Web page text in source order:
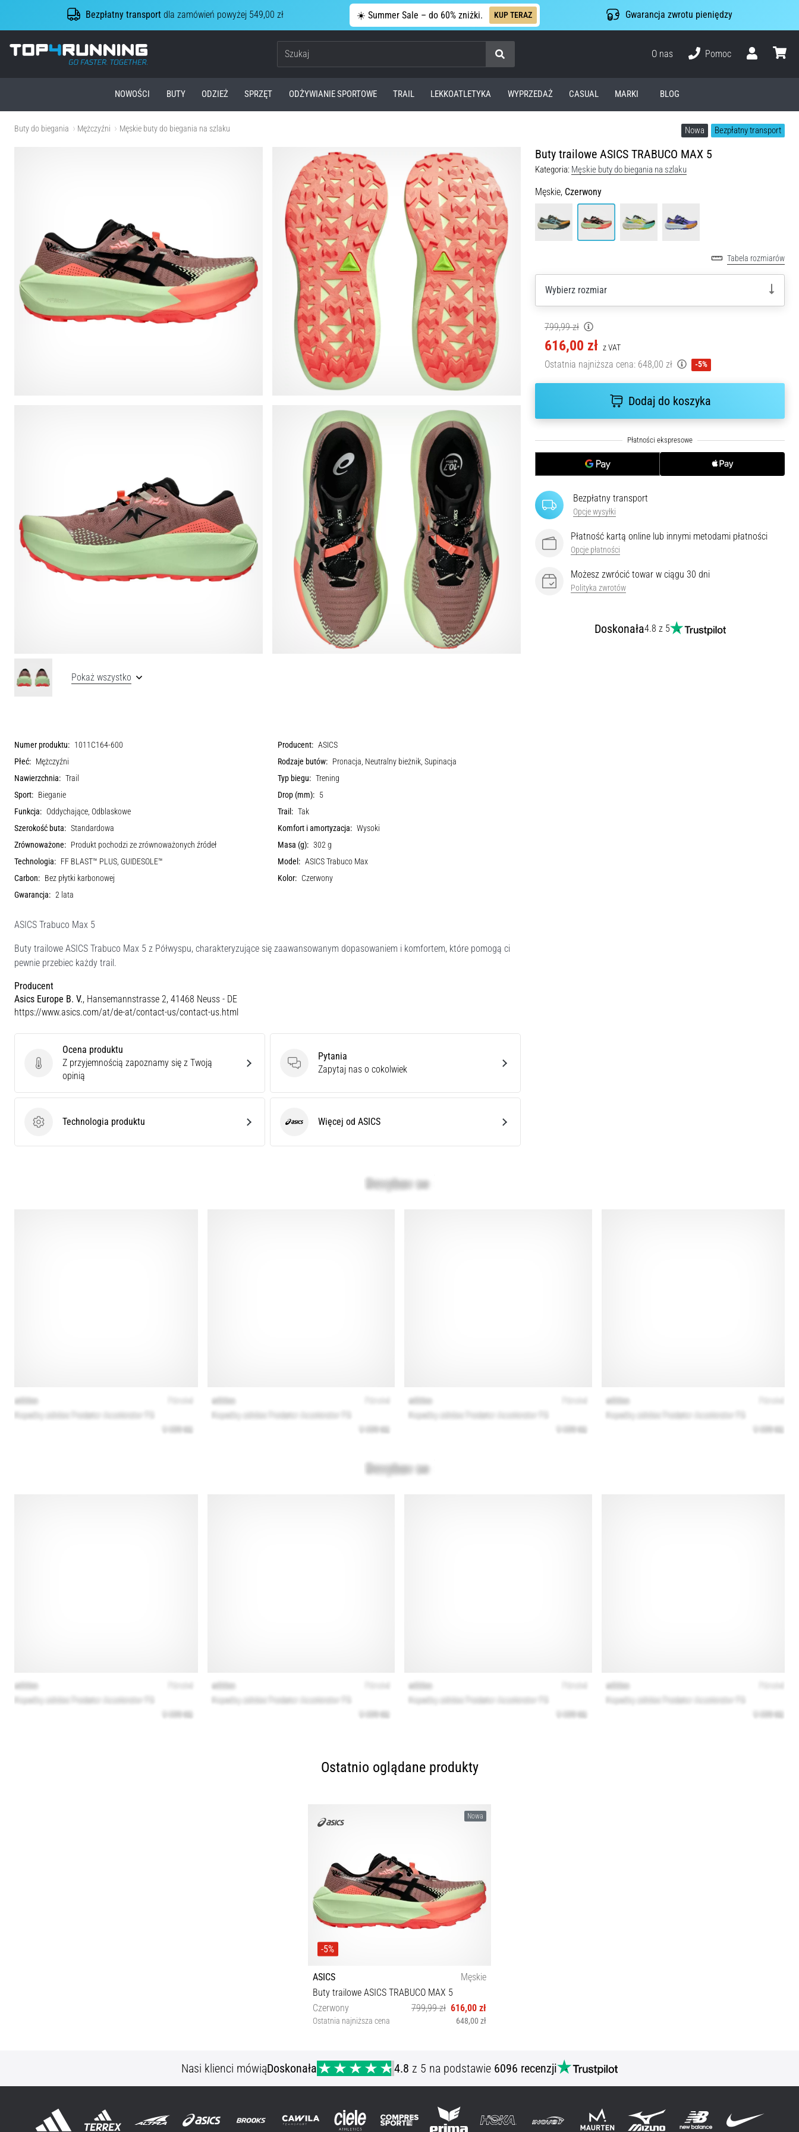
Bezpłatny transportdla zamówień powyżej 549,00 zł ☀️ Summer Sale – do 60% zniżki. KUP TERAZ Gwarancja zwrotu pieniędzy
Top4Running.pl
Szukaj
O nas
Pomoc
NOWOŚCI BUTY ODZIEŻ SPRZĘT ODŻYWIANIE SPORTOWE TRAIL LEKKOATLETYKA WYPRZEDAŻ CASUAL MARKI BLOG
Buty do biegania Mężczyźni Męskie buty do biegania na szlaku Nowa Bezpłatny transport
Buty trailowe ASICS TRABUCO MAX 5
Kategoria: Męskie buty do biegania na szlaku
Męskie, Czerwony
Tabela rozmiarów
Wybierz rozmiar
799,99 zł
616,00 zł z VAT
Ostatnia najniższa cena: 648,00 zł -5%
Dodaj do koszyka
Bezpłatny transport
Opcje wysyłki
Płatność kartą online lub innymi metodami płatności
Opcje płatności
Możesz zwrócić towar w ciągu 30 dni
Polityka zwrotów
Doskonała4.8 z 5
Pokaż wszystko
Numer produktu: 1011C164-600 Producent: ASICS
Płeć: Mężczyźni Rodzaje butów: Pronacja, Neutralny bieżnik, Supinacja
Nawierzchnia: Trail Typ biegu: Trening
Sport: Bieganie Drop (mm): 5
Funkcja: Oddychające, Odblaskowe Trail: Tak
Szerokość buta: Standardowa Komfort i amortyzacja: Wysoki
Zrównoważone: Produkt pochodzi ze zrównoważonych źródeł Masa (g): 302 g
Technologia: FF BLAST™ PLUS, GUIDESOLE™ Model: ASICS Trabuco Max
Carbon: Bez płytki karbonowej Kolor: Czerwony
Gwarancja: 2 lata
ASICS Trabuco Max 5
Buty trailowe ASICS Trabuco Max 5 z Półwyspu, charakteryzujące się zaawansowanym dopasowaniem i komfortem, które pomogą ci
pewnie przebiec każdy trail.
Producent
Asics Europe B. V., Hansemannstrasse 2, 41468 Neuss - DE
https://www.asics.com/at/de-at/contact-us/contact-us.html
Ocena produktu
Ocena produktu
Z przyjemnością zapoznamy się z Twoją
opinią
Pytania
Pytania
Zapytaj nas o cokolwiek
Technologia produktu
Technologia produktu ASICS Więcej od ASICS
Ostatnio oglądane produkty
Nowa
-5%
ASICS
Męskie
Buty trailowe ASICS TRABUCO MAX 5
Czerwony
799,99 zł 616,00 zł
Ostatnia najniższa cena 648,00 zł
Nasi klienci mówiąDoskonała 4.8 z 5 na podstawie 6096 recenzji